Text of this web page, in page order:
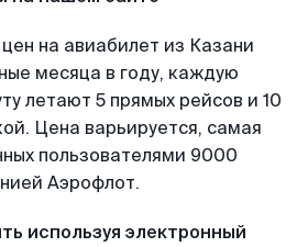
на авиабилет из Казани
месяца в году, каждую
летают 5 прямых рейсов и 10
Цена варьируется, самая
пользователями 9000
Аэрофлот.
используя электронный